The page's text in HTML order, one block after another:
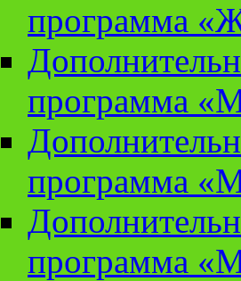
программа
программа
программа
программа